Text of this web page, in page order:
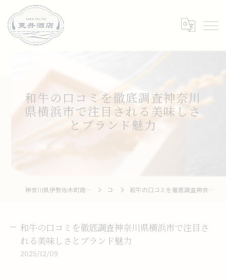
和牛の口コミを徹底調査神奈川
県横浜市で注目される美味しさ
とブランド魅力
神奈川県伊勢佐木町周辺の居酒屋なら和牛 To 釆菜 更井酒店 コラム 和牛の口コミを徹底調査神奈川県横浜市で注目される美味しさとブランド魅力
和牛の口コミを徹底調査神奈川県横浜市で注目さ
れる美味しさとブランド魅力
2025/12/09